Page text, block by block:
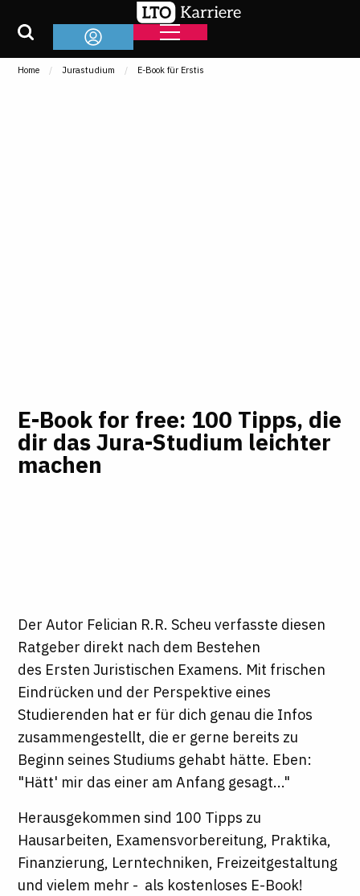
Home Jurastudium E-Book für Erstis
E-Book for free: 100 Tipps, die
dir das Jura-Studium leichter
machen
Der Autor Felician R.R. Scheu verfasste diesen
Ratgeber direkt nach dem Bestehen
des Ersten Juristischen Examens. Mit frischen
Eindrücken und der Perspektive eines
Studierenden hat er für dich genau die Infos
zusammengestellt, die er gerne bereits zu
Beginn seines Studiums gehabt hätte. Eben:
"Hätt' mir das einer am Anfang gesagt..."
Herausgekommen sind 100 Tipps zu
Hausarbeiten, Examensvorbereitung, Praktika,
Finanzierung, Lerntechniken, Freizeitgestaltung
und vielem mehr - als kostenloses E-Book!